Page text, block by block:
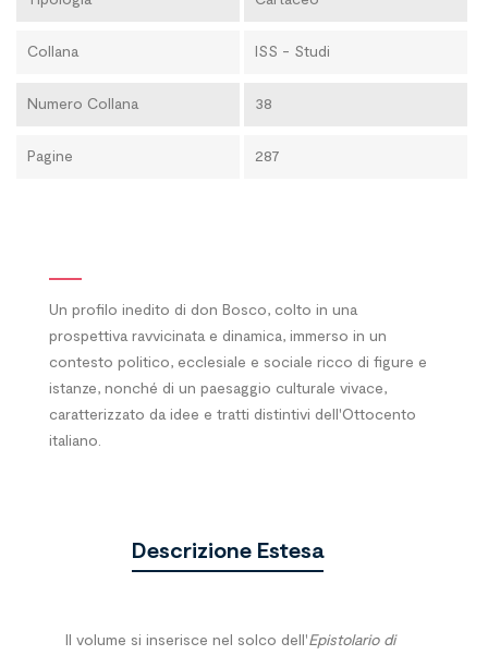
Collana ISS - Studi
Numero Collana 38
Pagine 287
Un profilo inedito di don Bosco, colto in una
prospettiva ravvicinata e dinamica, immerso in un
contesto politico, ecclesiale e sociale ricco di figure e
istanze, nonché di un paesaggio culturale vivace,
caratterizzato da idee e tratti distintivi dell'Ottocento
italiano.
Descrizione Estesa
Il volume si inserisce nel solco dell'Epistolario di